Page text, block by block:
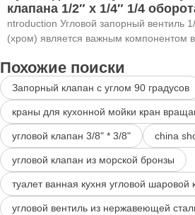
клапана 1/2″ x 1/4″ 1/4
ntroduction Угловой запорный вентиль
(хром) является важным компонентом
Похожие поиски
Запорный клапан с углом 90 градусов
краны для кухонной мойки кран
угловой клапан 3/8" * 3/8" china
угловой клапан из морской бронзы
туалет ванная кухня угловой шаровой
угловой вентиль из нержавеющей